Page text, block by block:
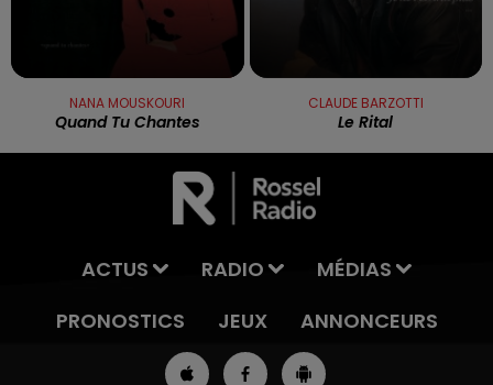
NANA MOUSKOURI
Quand Tu Chantes
CLAUDE BARZOTTI
Le Rital
ACTUS RADIO
MÉDIAS
PRONOSTICS
JEUX ANNONCEURS